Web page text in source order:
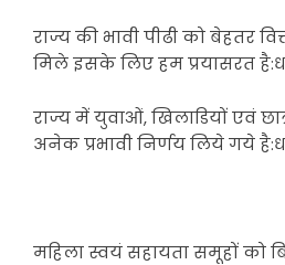
राज्य की भावी पीढी को बेहतर
मिले इसके लिए हम प्रयासरत
राज्य में युवाओं, खिलाडियों एवं
अनेक प्रभावी निर्णय लिये गये
महिला स्वयं सहायता समूहों को